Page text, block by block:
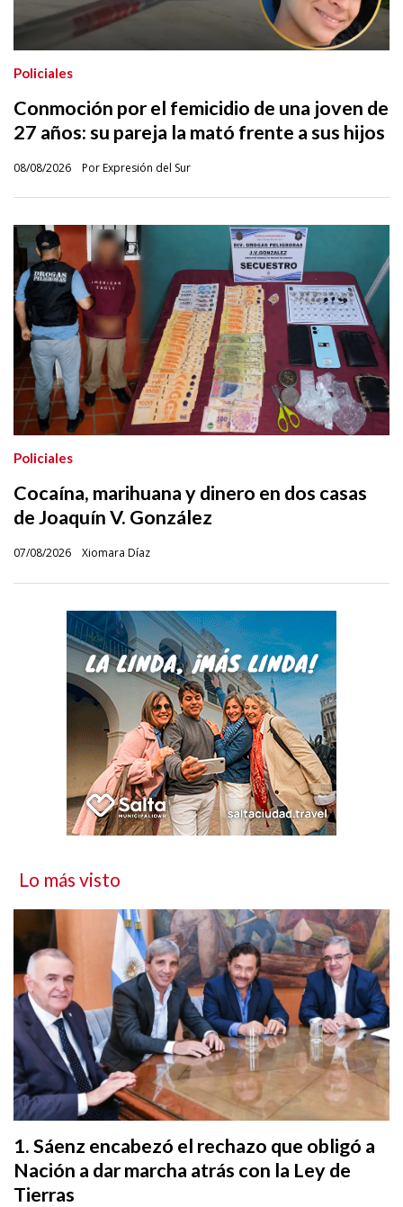
Conmoción por el femicidio de una joven de
27 años: su pareja la mató frente a sus hijos
Por Expresión del Sur
Policiales
08/08/2026
Cocaína, marihuana y dinero en dos casas
de Joaquín V. González
Xiomara Díaz
Policiales
07/08/2026
Lo más visto
Sáenz encabezó el rechazo que obligó a
Nación a dar marcha atrás con la Ley de
Tierras